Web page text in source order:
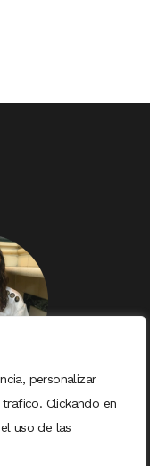
personalizar
Clickando en
uso de las